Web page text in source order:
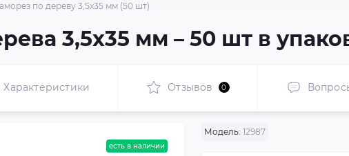
по дереву 3,5x35 мм (50 шт)
3,5x35 мм – 50 шт в
Характеристики Отзывов 0
есть в наличии
Модель: 12987